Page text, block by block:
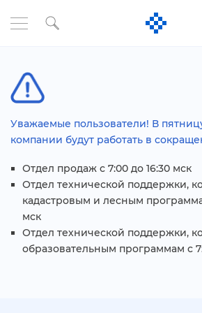
Уважаемые пользователи! В
компании будут работать в
Отдел продаж с 7:00 до 16:30 мск
Отдел технической поддержки,
кадастровым и лесным
мск
Отдел технической поддержки,
образовательным программам с